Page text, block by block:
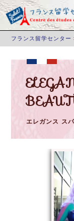
フランス留学センター
エレガンス ス